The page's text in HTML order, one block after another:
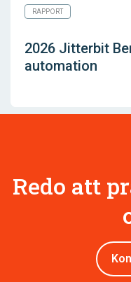
RAPPORT
2026 Jitterbit
automation
Redo att